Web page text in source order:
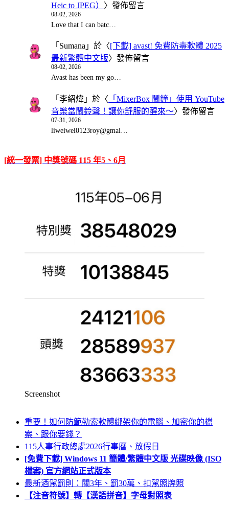
Heic to JPEG） 〉發佈留言
08-02, 2026
Love that I can batc…
「 Sumana 」於〈[下載] avast! 免費防毒軟體 2025
最新繁體中文版〉發佈留言
08-02, 2026
Avast has been my go…
「 李紹煒 」於〈 「MixerBox 鬧鐘」使用 YouTube
音樂當鬧鈴聲！讓你舒服的醒來～〉發佈留言
07-31, 2026
liweiwei0123roy@gmai…
[統一發票] 中獎號碼 115 年5、6月
Screenshot
重要！如何防範勒索軟體綁架你的電腦、加密你的檔
案、跟你要錢？
115人事行政總處2026行事曆、放假日
[免費下載] Windows 11 簡體/繁體中文版 光碟映像 (ISO
檔案) 官方網站正式版本
最新酒駕罰則：關3年、罰30萬、扣駕照牌照
【注音符號】轉【漢語拼音】字母對照表